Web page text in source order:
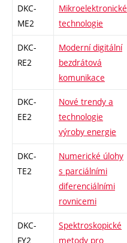
DKC-
ME2
Mikroelektronické
technologie
DKC-
RE2
Moderní digitální
bezdrátová
komunikace
DKC-
EE2
Nové trendy a
technologie
výroby energie
DKC-
TE2
Numerické úlohy
s parciálními
diferenciálními
rovnicemi
DKC-
FY2
Spektroskopické
metody pro